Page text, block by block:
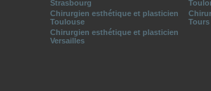
Strasbourg
Chirurgien esthétique et plasticien
Toulouse
Tours
Chirurgien esthétique et plasticien
Versailles